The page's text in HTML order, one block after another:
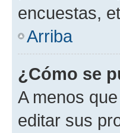
encuestas,
Arriba
¿Cómo se
A menos
editar sus